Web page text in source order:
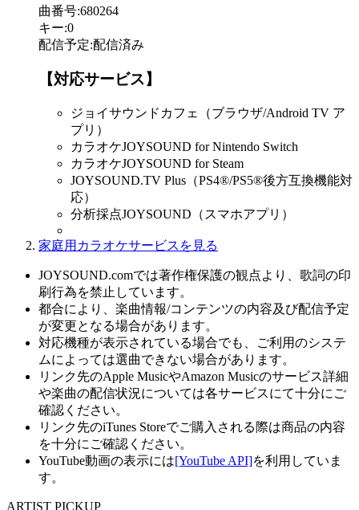
曲番号:680264
キー:0
配信予定:配信済み
【対応サービス】
ジョイサウンドカフェ（ブラウザ/Android TV ア
プリ）
カラオケJOYSOUND for Nintendo Switch
カラオケJOYSOUND for Steam
JOYSOUND.TV Plus（PS4®/PS5®後方互換機能対
応）
分析採点JOYSOUND（スマホアプリ）
家庭用カラオケサービスを見る
JOYSOUND.comでは著作権保護の観点より、歌詞の印
刷行為を禁止しています。
都合により、楽曲情報/コンテンツの内容及び配信予定
が変更となる場合があります。
対応機種が表示されている場合でも、ご利用のシステ
ムによっては選曲できない場合があります。
リンク先のApple MusicやAmazon Musicのサービス詳細
や楽曲の配信状況については各サービスにて十分にご
確認ください。
リンク先のiTunes Storeでご購入される際は商品の内容
を十分にご確認ください。
YouTube動画の表示には[YouTube API]を利用していま
す。
ARTIST PICKUP